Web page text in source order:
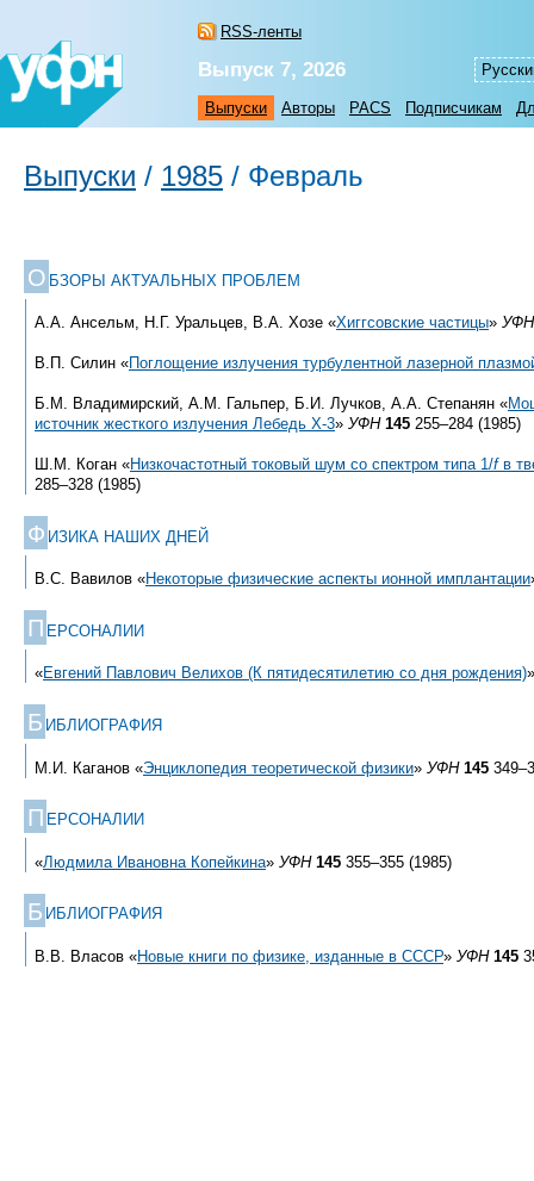
RSS-ленты
Выпуск 7, 2026
Выпуски Авторы PACS Подписчикам
Выпуски / 1985 / Февраль
О БЗОРЫ АКТУАЛЬНЫХ ПРОБЛЕМ
А.А. Ансельм, Н.Г. Уральцев, В.А. Хозе «Хиггсовские частицы» УФН
В.П. Силин «Поглощение излучения турбулентной лазерной
Б.М. Владимирский, А.М. Гальпер, Б.И. Лучков, А.А. Степанян «
источник жесткого излучения Лебедь X-3» УФН 145 255–284 (1985)
Ш.М. Коган «Низкочастотный токовый шум со спектром типа 1/fв
285–328 (1985)
Ф ИЗИКА НАШИХ ДНЕЙ
В.С. Вавилов «Некоторые физические аспекты ионной имплантации
П ЕРСОНАЛИИ
«Евгений Павлович Велихов (К пятидесятилетию со дня рождения)
Б ИБЛИОГРАФИЯ
М.И. Каганов «Энциклопедия теоретической физики» УФН 145
П ЕРСОНАЛИИ
«Людмила Ивановна Копейкина» УФН 145 355–355 (1985)
Б ИБЛИОГРАФИЯ
В.В. Власов «Новые книги по физике, изданные в СССР» УФН 145